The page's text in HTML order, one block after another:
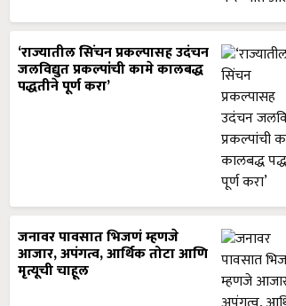
‘राज्यातील सिंचन प्रकल्पासह उदंचन
जलविद्युत प्रकल्पांची कामे कालबद्ध
पद्धतीने पूर्ण करा’
जनावर पावसात भिजणं म्हणजे
आजार, अपंगत्व, आर्थिक तोटा आणि
मृत्यूची चाहूल